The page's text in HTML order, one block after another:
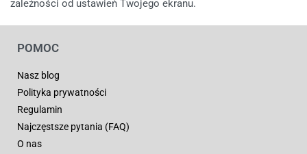
zależności od ustawień Twojego ekranu.
POMOC
Nasz blog
Polityka prywatności
Regulamin
Najczęstsze pytania (FAQ)
O nas